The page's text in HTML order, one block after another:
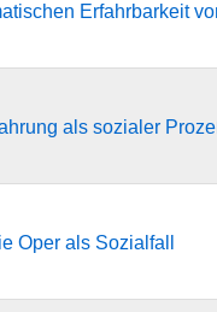
Erfahrbarkeit
als sozialer
Oper als Sozialfall